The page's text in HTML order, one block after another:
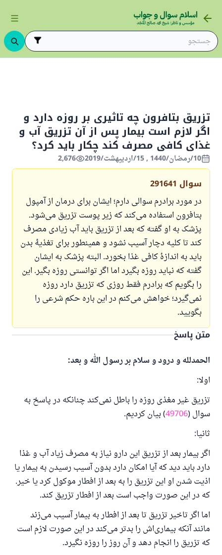
تزریق بتافرون چه تاثیری بر روزه دارد و
اگر لازم است بیمار پس از آن تزریق آب و
غذای کافی مصرف کند چکار باید کرد؟
10/رمضان/1440 , 15/اردیبهشت/2019 2,676
سوال 291641
در مورد برادرم سوالی دارم؛ ایشان برای درمان از آمپول
بتافرون استفاده می‌کند که زیر پوست تزریق می‌شود.
پزشک به او گفته که بعد از تزریق باید آب زیادی مصرف
کند تا کلیه دچار آسیب نشود و همینطور برای تغذیهٔ بدن
باید به اندازهٔ کافی غذا بخورد. البته پزشک به ایشان
گفته که نباید روزه بگیرد اما اگر توانستی روزه بگیر. این
را بگویم که برادرم فقط روزی که تزریق دارد روزه
نمی‌گیرد؛ خواهش می‌کنم در این باره حکم شرعی را
بگویید.
متن پاسخ
الحمدلله و درود و سلام بر رسول الله و بعد:
اولا:
تزریق غیر مغذی روزه را باطل نمی‌کند چنانکه در پاسخ به
سوال (49706) بیان کردیم.
ثانیا:
اگر بیمار بعد از تزریق این دارو نیاز به مصرف زیاد آب و غذا
دارد باید دید که آیا امکان دارد بدون آسیب رسیدن به بیمار یا
اذیت شدن او این تزریق را به بعد از افطار موکول کرد یا خیر.
که در این صورت واجب است بعد از افطار تزریق کند.
اما اگر تاخیر تزریق تا بعد از افطار به بیمار آسیب می‌زند
مانند آنکه بیماری‌اش را بدتر می‌کند در این صورت لازم است
که تزریق را انجام دهد و آن روز را روزه نگیرد.